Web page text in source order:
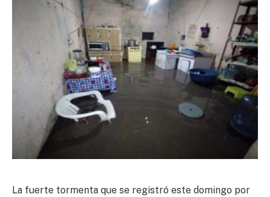
La fuerte tormenta que se registró este domingo por